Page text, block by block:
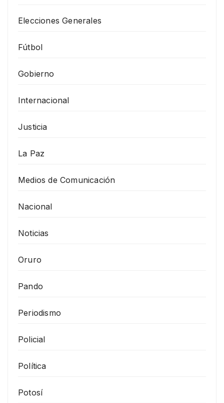
Elecciones Generales
Fútbol
Gobierno
Internacional
Justicia
La Paz
Medios de Comunicación
Nacional
Noticias
Oruro
Pando
Periodismo
Policial
Política
Potosí